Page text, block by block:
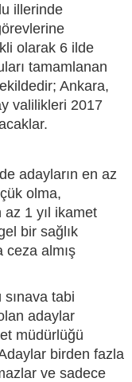
illerinde
olarak 6 ilde
tamamlanan
Ankara,
valilikleri 2017
adayların en az
olma,
1 yıl ikamet
bir sağlık
ceza almış
tabi
adaylar
müdürlüğü
birden fazla
ve sadece